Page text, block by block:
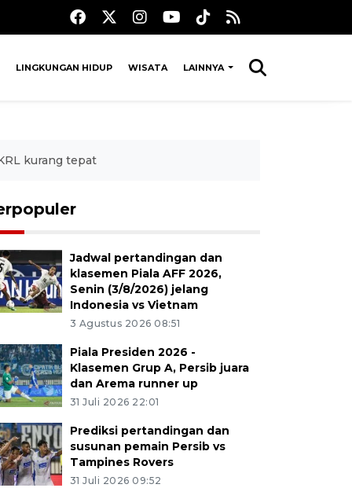
LINGKUNGAN HIDUP WISATA LAINNYA
kurang tepat
Jadwal pertandingan dan
klasemen Piala AFF 2026,
Senin (3/8/2026) jelang
Indonesia vs Vietnam
3 Agustus 2026 08:51
Piala Presiden 2026 -
Klasemen Grup A, Persib juara
dan Arema runner up
31 Juli 2026 22:01
Prediksi pertandingan dan
susunan pemain Persib vs
Tampines Rovers
31 Juli 2026 09:52